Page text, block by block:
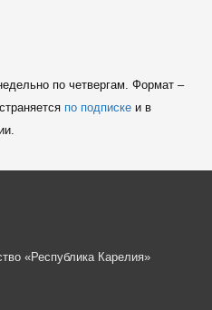
по четвергам. Формат –
по подпискеи в
«Республика Карелия»